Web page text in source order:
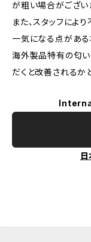
が粗い場合がござい
また、スタッフによ
一気になる点がある
海外製品特有の匂
だくと改善されるか